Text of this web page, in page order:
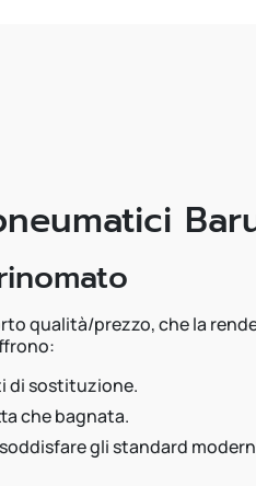
qualità/prezzo, che la
di sostituzione.
che bagnata.
gli standard